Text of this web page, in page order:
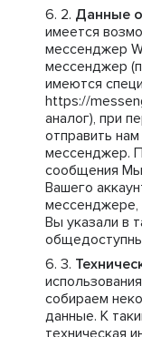
Данные
имеется
мессенджер
мессенджер
имеются
https://
аналог), при
отправить
мессенджер.
сообщения
Вашего
мессенджере,
Вы указали в
собираем
данные. К
техническая